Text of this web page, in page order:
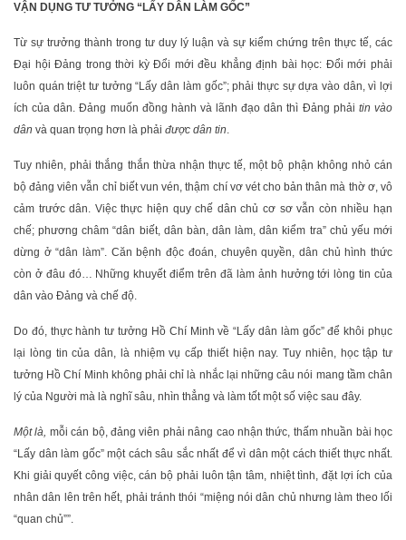
VẬN DỤNG TƯ TƯỞNG “LẤY DÂN LÀM GỐC”
Từ sự trưởng thành trong tư duy lý luận và sự kiểm chứng trên thực tế, các
Đại hội Đảng trong thời kỳ Đổi mới đều khẳng định bài học: Đổi mới phải
luôn quán triệt tư tưởng “Lấy dân làm gốc”; phải thực sự dựa vào dân, vì lợi
ích của dân. Đảng muốn đồng hành và lãnh đạo dân thì Đảng phải tin vào
dân và quan trọng hơn là phải được dân tin.
Tuy nhiên, phải thắng thắn thừa nhận thực tế, một bộ phận không nhỏ cán
bộ đảng viên vẫn chỉ biết vun vén, thậm chí vơ vét cho bản thân mà thờ ơ, vô
cảm trước dân. Việc thực hiện quy chế dân chủ cơ sơ vẫn còn nhiều hạn
chế; phương châm “dân biết, dân bàn, dân làm, dân kiểm tra” chủ yếu mới
dừng ở “dân làm”. Căn bệnh độc đoán, chuyên quyền, dân chủ hình thức
còn ở đâu đó… Những khuyết điểm trên đã làm ảnh hưởng tới lòng tin của
dân vào Đảng và chế độ.
Do đó, thực hành tư tưởng Hồ Chí Minh về “Lấy dân làm gốc” để khôi phục
lại lòng tin của dân, là nhiệm vụ cấp thiết hiện nay. Tuy nhiên, học tập tư
tưởng Hồ Chí Minh không phải chỉ là nhắc lại những câu nói mang tầm chân
lý của Người mà là nghĩ sâu, nhìn thẳng và làm tốt một số việc sau đây.
Một là, mỗi cán bộ, đảng viên phải nâng cao nhận thức, thấm nhuần bài học
“Lấy dân làm gốc” một cách sâu sắc nhất để vì dân một cách thiết thực nhất.
Khi giải quyết công việc, cán bộ phải luôn tận tâm, nhiệt tình, đặt lợi ích của
nhân dân lên trên hết, phải tránh thói “miệng nói dân chủ nhưng làm theo lối
“quan chủ””.